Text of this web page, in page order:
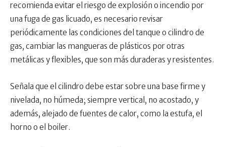
recomienda evitar el riesgo de explosión o incendio por
una fuga de gas licuado, es necesario revisar
periódicamente las condiciones del tanque o cilindro de
gas, cambiar las mangueras de plásticos por otras
metálicas y flexibles, que son más duraderas y resistentes.
Señala que el cilindro debe estar sobre una base firme y
nivelada, no húmeda; siempre vertical, no acostado, y
además, alejado de fuentes de calor, como la estufa, el
horno o el boiler.